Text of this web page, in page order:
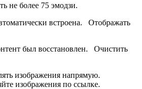
не более 75 эмодзи.
встроена. Отображать
был восстановлен. Очистить
изображения напрямую.
изображения по ссылке.